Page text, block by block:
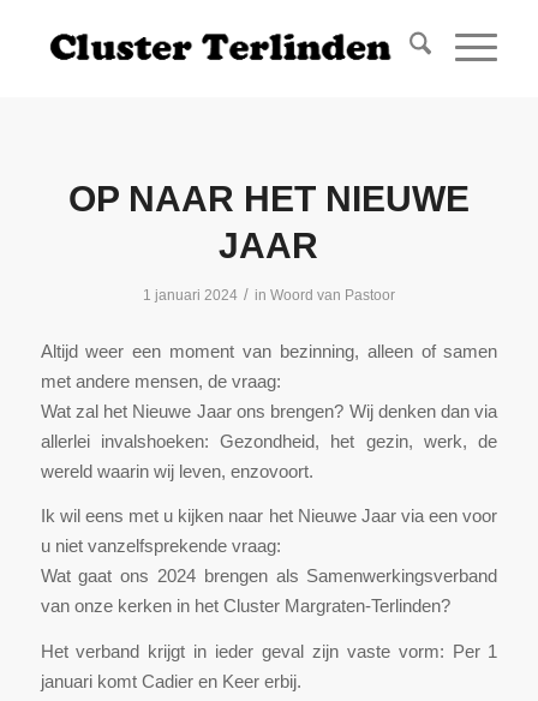
OP NAAR HET NIEUWE
JAAR
1 januari 2024 / in Woord van Pastoor
Altijd weer een moment van bezinning, alleen of samen
met andere mensen, de vraag:
Wat zal het Nieuwe Jaar ons brengen? Wij denken dan via
allerlei invalshoeken: Gezondheid, het gezin, werk, de
wereld waarin wij leven, enzovoort.
Ik wil eens met u kijken naar het Nieuwe Jaar via een voor
u niet vanzelfsprekende vraag:
Wat gaat ons 2024 brengen als Samenwerkingsverband
van onze kerken in het Cluster Margraten-Terlinden?
Het verband krijgt in ieder geval zijn vaste vorm: Per 1
januari komt Cadier en Keer erbij.